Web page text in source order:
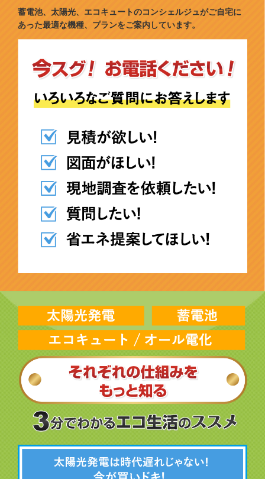
蓄電池、太陽光、エコキュートのコンシェルジュがご自宅に
あった最適な機種、プランをご案内しています。